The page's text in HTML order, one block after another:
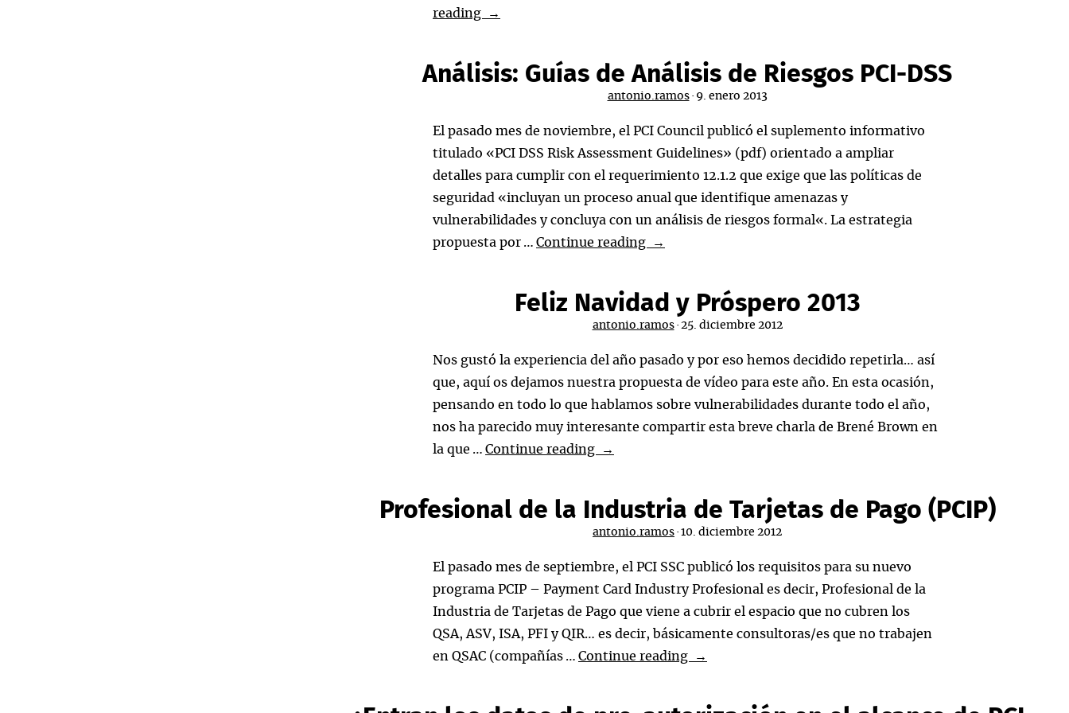
reading
n+1
el
Experto
Ciberseguridad
y
Privacidad
→
Análisis: Guías de Análisis de Riesgos PCI-DSS
antonio.ramos · 9. enero 2013
El pasado mes de noviembre, el PCI Council publicó el suplemento informativo
titulado «PCI DSS Risk Assessment Guidelines» (pdf) orientado a ampliar
detalles para cumplir con el requerimiento 12.1.2 que exige que las políticas de
seguridad «incluyan un proceso anual que identifique amenazas y
vulnerabilidades y concluya con un análisis de riesgos formal«. La estrategia
propuesta por … Continue reading
Análisis:
Análisis
de
Riesgos
PCI-
DSS
→
Feliz Navidad y Próspero 2013
antonio.ramos · 25. diciembre 2012
Nos gustó la experiencia del año pasado y por eso hemos decidido repetirla… así
que, aquí os dejamos nuestra propuesta de vídeo para este año. En esta ocasión,
pensando en todo lo que hablamos sobre vulnerabilidades durante todo el año,
nos ha parecido muy interesante compartir esta breve charla de Brené Brown en
la que … Continue reading
Feliz
Próspero
2013
→
Profesional de la Industria de Tarjetas de Pago (PCIP)
antonio.ramos · 10. diciembre 2012
El pasado mes de septiembre, el PCI SSC publicó los requisitos para su nuevo
programa PCIP – Payment Card Industry Profesional es decir, Profesional de la
Industria de Tarjetas de Pago que viene a cubrir el espacio que no cubren los
QSA, ASV, ISA, PFI y QIR… es decir, básicamente consultoras/es que no trabajen
en QSAC (compañías … Continue reading
Profesional
→